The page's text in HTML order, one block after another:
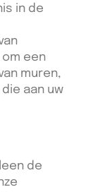
in de
een
muren,
aan uw
de